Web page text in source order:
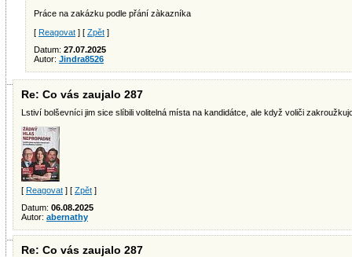
Práce na zakázku podle přání zàkazníka
[ Reagovat ] [ Zpět ]
Datum: 27.07.2025
Autor: Jindra8526
Re: Co vás zaujalo 287
Lstiví bolševníci jim sice slíbili volitelná místa na kandidátce, ale když voliči
[ Reagovat ] [ Zpět ]
Datum: 06.08.2025
Autor: abernathy
Re: Co vás zaujalo 287